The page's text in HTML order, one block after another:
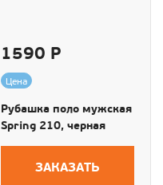
1590 Р
Цена
Рубашка поло мужская
Spring 210, черная
ЗАКАЗАТЬ